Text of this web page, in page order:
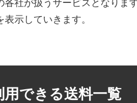
各社が扱うサービスとなり
示していきます。
用できる送料一覧